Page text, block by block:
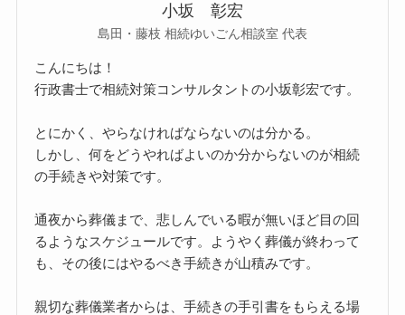
小坂 彰宏
島田・藤枝 相続ゆいごん相談室 代表
こんにちは！
行政書士で相続対策コンサルタントの小坂彰宏です。
とにかく、やらなければならないのは分かる。
しかし、何をどうやればよいのか分からないのが相続
の手続きや対策です。
通夜から葬儀まで、悲しんでいる暇が無いほど目の回
るようなスケジュールです。ようやく葬儀が終わって
も、その後にはやるべき手続きが山積みです。
親切な葬儀業者からは、手続きの手引書をもらえる場